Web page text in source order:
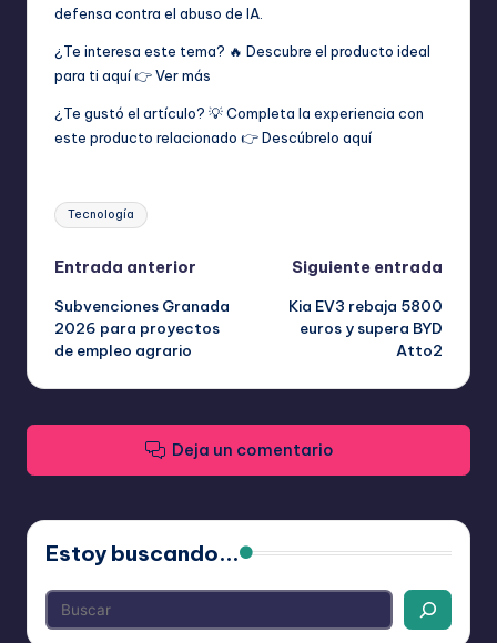
defensa contra el abuso de IA.
¿Te interesa este tema? 🔥 Descubre el producto ideal
para ti aquí 👉Ver más
¿Te gustó el artículo? 💡 Completa la experiencia con
este producto relacionado 👉Descúbrelo aquí
Etiquetas:
Tecnología
Navegación
de
entradas
Entrada anterior
Subvenciones Granada
2026 para proyectos
de empleo agrario
Siguiente entrada
Kia EV3 rebaja 5800
euros y supera BYD
Atto2
Deja un comentario
Estoy buscando...